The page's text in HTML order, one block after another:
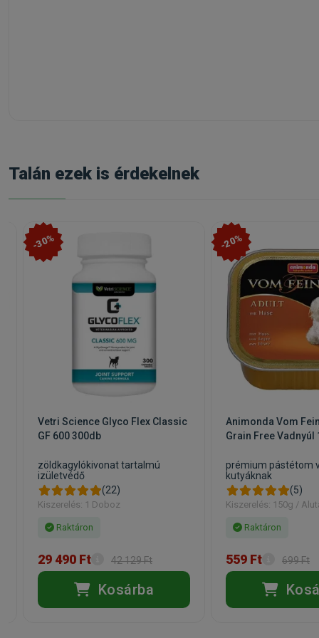
Talán ezek is érdekelnek
-30%
Vetri Science Glyco Flex Classic
GF 600 300db
zöldkagylókivonat tartalmú
izületvédő
(22)
Kiszerelés: 1 Doboz
Raktáron
29 490 Ft 42 129 Ft
Kosárba
-20%
Animonda Vom
Grain Free Vadnyúl
prémium pástétom
kutyáknak
(5)
Kiszerelés: 150g /
Raktáron
559 Ft 699 Ft